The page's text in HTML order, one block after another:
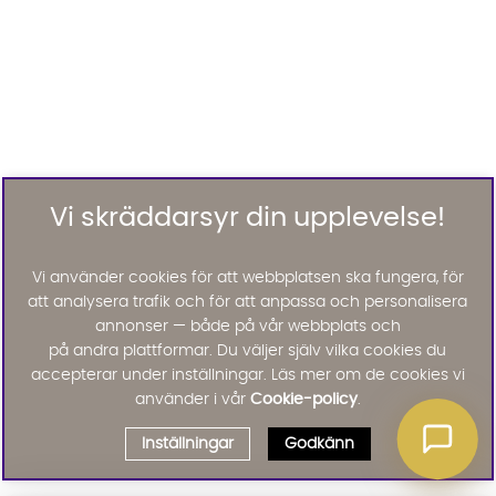
Vi skräddarsyr din upplevelse!
Vi använder cookies för att webbplatsen ska fungera, för
att analysera trafik och för att anpassa och personalisera
annonser — både på vår webbplats och
på andra plattformar. Du väljer själv vilka cookies du
accepterar under inställningar. Läs mer om de cookies vi
använder i vår Cookie-policy.
Inställningar Godkänn